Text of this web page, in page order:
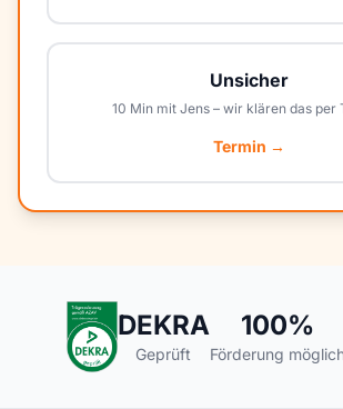
Unsicher
10 Min mit Jens – wir klären das per
Termin →
DEKRA
Geprüft
100%
Förderung